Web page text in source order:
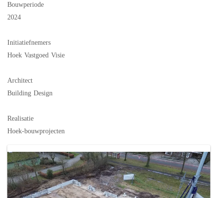
Bouwperiode
2024
Initiatiefnemers
Hoek Vastgoed Visie
Architect
Building Design
Realisatie
Hoek-bouwprojecten